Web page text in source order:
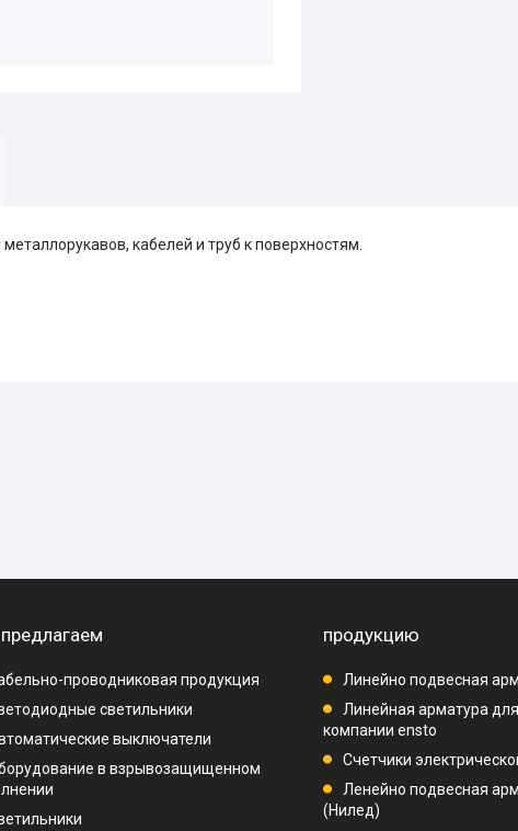
кабелей и труб к поверхностям.
проводниковая продукция
светильники
выключатели
в взрывозащищенном
продукцию
Линейно подвесная
Линейная арматура
компании ensto
Счетчики
Ленейно подвесная
(Нилед)